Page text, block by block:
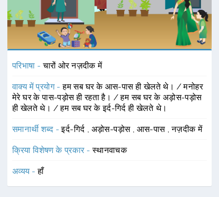
परिभाषा -चारों ओर नज़दीक में
वाक्य में प्रयोग -हम सब घर के आस-पास ही खेलते थे। / मनोहर
मेरे घर के पास-पड़ोस ही रहता है। / हम सब घर के अड़ोस-पड़ोस
ही खेलते थे। / हम सब घर के इर्द-गिर्द ही खेलते थे।
समानार्थी शब्द -इर्द-गिर्द अड़ोस-पड़ोस आस-पास ,नज़दीक में
क्रिया विशेषण के प्रकार -स्थानवाचक
अव्यय -हाँ